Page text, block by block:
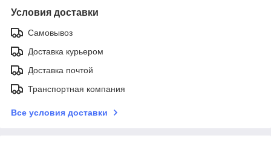
Условия доставки
Самовывоз
Доставка курьером
Доставка почтой
Транспортная компания
Все условия доставки